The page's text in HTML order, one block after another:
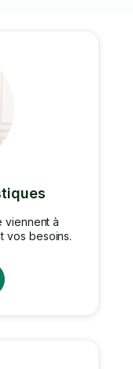
viennent à
vos besoins.